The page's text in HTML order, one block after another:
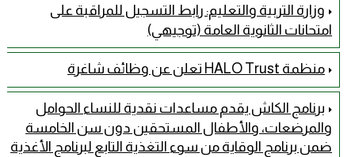
وزارة التربية والتعليم: رابط التسجيل للمراقبة على
امتحانات الثانوية العامة (توجيهي)
منظمة HALO Trust تعلن عن وظائف شاغرة
برنامج الكاش يقدم مساعدات نقدية للنساء الحوامل
والمرضعات، والأطفال المستحقين دون سن الخامسة
ضمن برنامج الوقاية من سوء التغذية التابع لبرنامج الأغذية